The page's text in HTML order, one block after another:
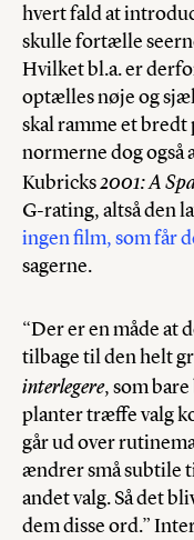
hvert fald at
skulle fortælle
Hvilket bl.a. er
optælles nøje og
skal ramme et
normerne dog også
Kubricks2001: A
G-rating, altså den
ingen film, som får
sagerne.
“Der er en måde at
tilbage til den helt
interlegere, som
planter træffe valg
går ud over
ændrer små subtile
andet valg. Så det
dem disse ord.”